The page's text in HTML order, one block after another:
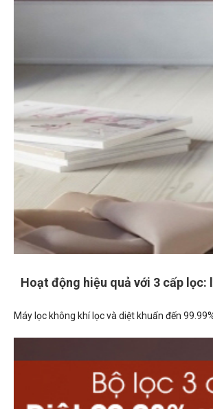
Hoạt động hiệu quả với 3 cấp
Máy lọc không khí lọc và diệt khuẩn đến